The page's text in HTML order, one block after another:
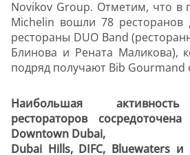
Novikov Group. Отметим, что в
Michelin вошли 78 ресторанов
рестораны DUO Band
Блинова и Рената Маликова),
подряд получают Bib Gourmand
Наибольшая активность
рестораторов
Downtown Dubai,
Dubai Hills, DIFC, Bluewaters и